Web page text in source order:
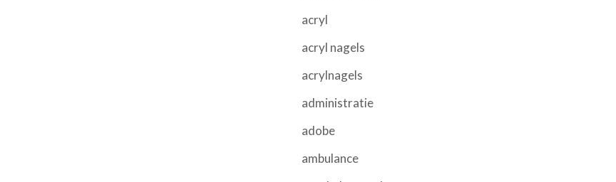
acryl
acryl nagels
acrylnagels
administratie
adobe
ambulance